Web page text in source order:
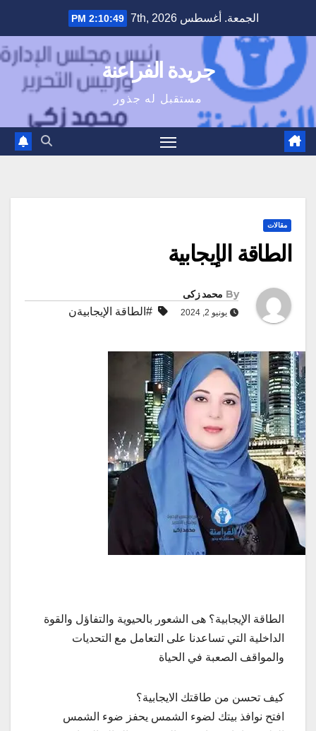
content
الجمعة. أغسطس 7th, 2026 2:10:50 PM
جريدة الفراعنة
مستقبل له جذور
مقالات
الطاقة الإيجابية
By محمد زكى
يونيو 2, 2024 #الطاقة الإيجابيةن
الطاقة الإيجابية؟ هى الشعور بالحيوية والتفاؤل والقوة
الداخلية التي تساعدنا على التعامل مع التحديات
والمواقف الصعبة في الحياة
كيف تحسن من طاقتك الايجابية؟
افتح نوافذ بيتك لضوء الشمس يحفز ضوء الشمس